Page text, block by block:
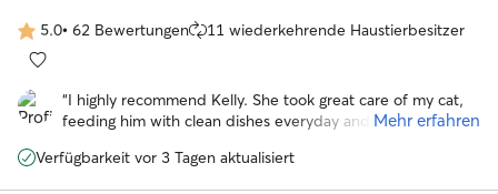
5.0
von
Sternen
5.0• 62 Bewertungen 11 wiederkehrende Haustierbesitzer
“I highly recommend Kelly. She took great care of my cat,
feeding him with clean dishes everyday and scooping his
she did not mind watering the plants on my small patio.
Mehr erfahren
Verfügbarkeit vor 3 Tagen aktualisiert